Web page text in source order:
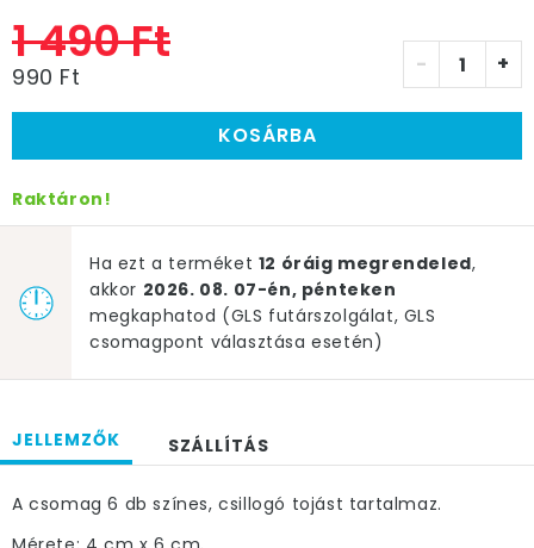
1 490 Ft
990 Ft - +
KOSÁRBA
Raktáron!
Ha ezt a terméket 12 óráig megrendeled,
akkor 2026. 08. 07-én, pénteken
megkaphatod (GLS futárszolgálat, GLS
csomagpont választása esetén)
JELLEMZŐK SZÁLLÍTÁS
A csomag 6 db színes, csillogó tojást tartalmaz.